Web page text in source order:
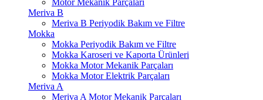
Motor Mekanik Parçaları
Meriva B
Meriva B Periyodik Bakım ve Filtre
Mokka
Mokka Periyodik Bakım ve Filtre
Mokka Karoseri ve Kaporta Ürünleri
Mokka Motor Mekanik Parçaları
Mokka Motor Elektrik Parçaları
Meriva A
Meriva A Motor Mekanik Parçaları